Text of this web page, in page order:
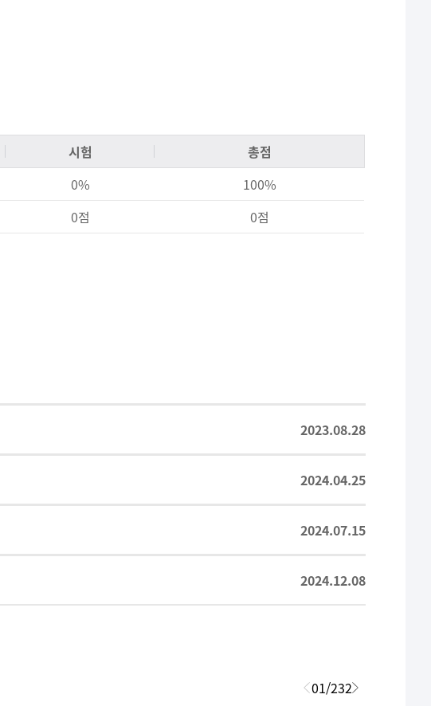
시험
총점
0%
100%
0점 0점
2023.08.28
2024.04.25
2024.07.15
2024.12.08
01/232